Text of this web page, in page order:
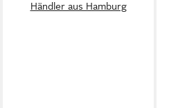
Händler aus Hamburg